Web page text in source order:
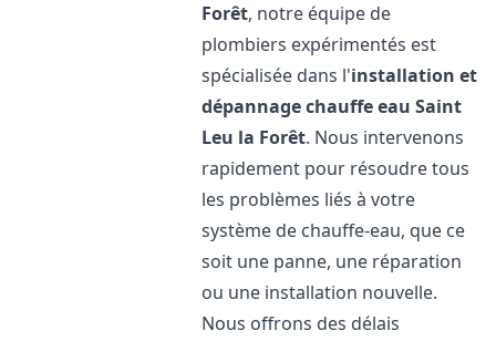
Forêt, notre équipe de
plombiers expérimentés est
spécialisée dans l'installation et
dépannage chauffe eau Saint
Leu la Forêt. Nous intervenons
rapidement pour résoudre tous
les problèmes liés à votre
système de chauffe-eau, que ce
soit une panne, une réparation
ou une installation nouvelle.
Nous offrons des délais